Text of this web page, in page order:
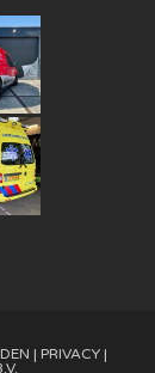
| PRIVACY |